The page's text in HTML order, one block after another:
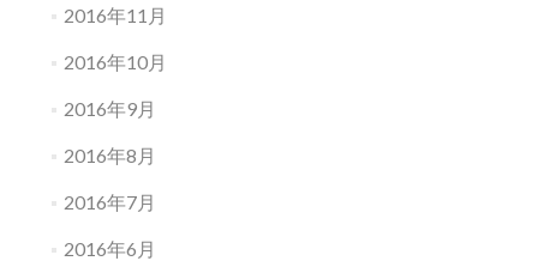
2016年11月
2016年10月
2016年9月
2016年8月
2016年7月
2016年6月